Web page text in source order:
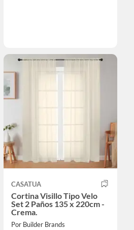
CASATUA
Cortina Visillo Tipo Velo
Set 2 Paños 135 x 220cm -
Crema.
Por Builder Brands